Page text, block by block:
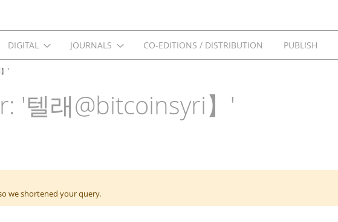
DIGITAL JOURNALS CO-EDITIONS / DISTRIBUTION PUBLISH
'
'텔래@bitcoinsyri】'
we shortened your query.